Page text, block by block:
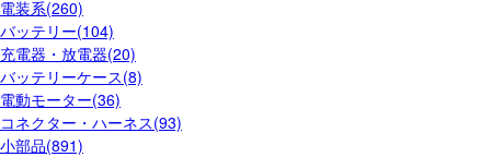
電装系(260)
バッテリー(104)
充電器・放電器(20)
バッテリーケース(8)
電動モーター(36)
コネクター・ハーネス(93)
小部品(891)